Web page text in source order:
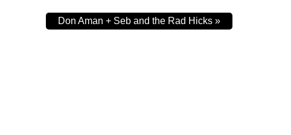
Don Aman + Seb and the Rad Hicks »